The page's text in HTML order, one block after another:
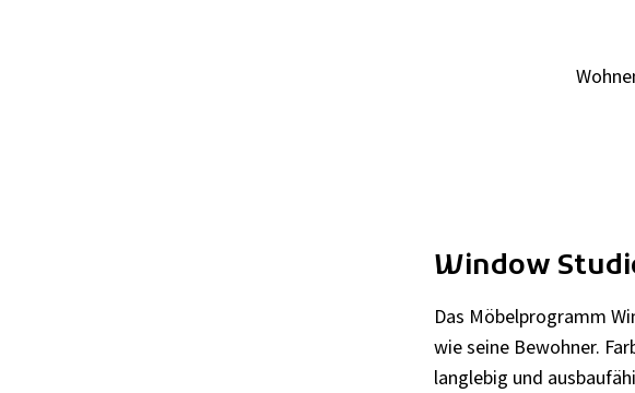
Window
Das Möbelprogramm
wie seine Bewohner.
langlebig und